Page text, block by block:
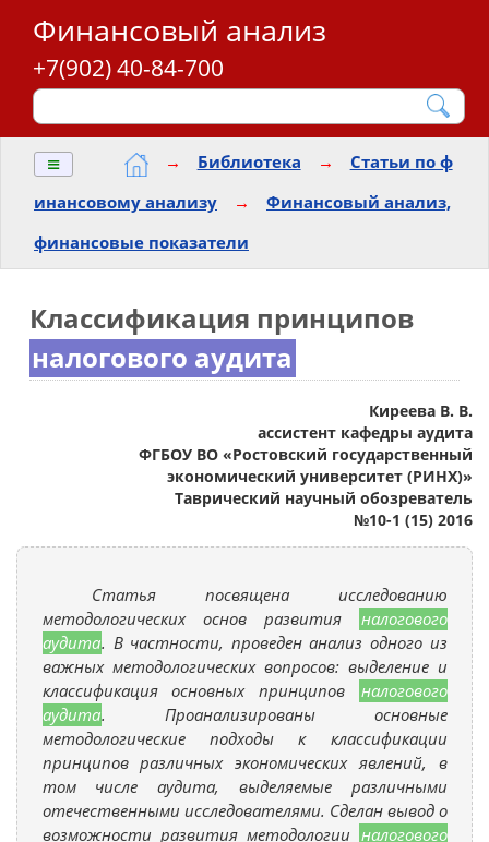
Финансовый анализ
+7(902) 40-84-700
≡ → Библиотека →
Статьи по ф
инансовому анализу
→
Финансовый анализ,
финансовые показатели
Классификация принципов
налогового аудита
Киреева В. В.
ассистент кафедры аудита
ФГБОУ ВО «Ростовский государственный
экономический университет (РИНХ)»
Таврический научный обозреватель
№10-1 (15) 2016
Статья посвящена исследованию
методологических основ развития налогового
аудита. В частности, проведен анализ одного из
важных методологических вопросов: выделение и
классификация основных принципов налогового
аудита. Проанализированы основные
методологические подходы к классификации
принципов различных экономических явлений, в
том числе аудита, выделяемые различными
отечественными исследователями. Сделан вывод о
возможности развития методологии налогового